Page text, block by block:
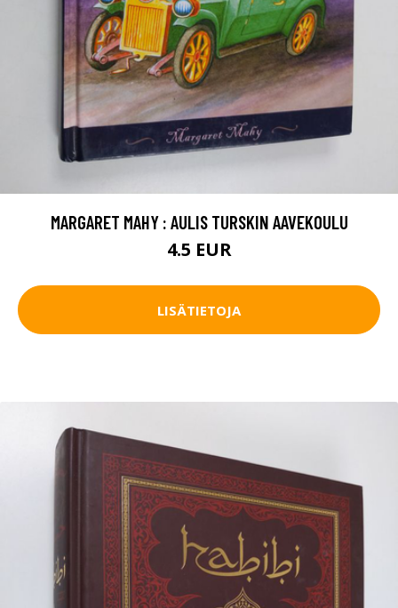
MARGARET MAHY : AULIS TURSKIN AAVEKOULU
4.5 EUR
LISÄTIETOJA